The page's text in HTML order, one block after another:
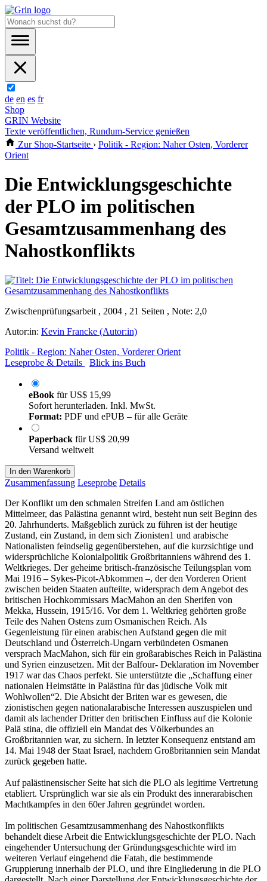
de en es fr
Shop
GRIN Website
Texte veröffentlichen, Rundum-Service genießen
Zur Shop-Startseite › Politik - Region: Naher Osten, Vorderer
Orient
Die Entwicklungsgeschichte
der PLO im politischen
Gesamtzusammenhang des
Nahostkonflikts
Zwischenprüfungsarbeit , 2004 , 21 Seiten , Note: 2,0
Autor:in: Kevin Francke (Autor:in)
Politik - Region: Naher Osten, Vorderer Orient
Leseprobe & Details
Blick ins Buch
eBook fürUS$ 15,99
Sofort herunterladen. Inkl. MwSt.
Format: PDF und ePUB – für alle Geräte
Paperback fürUS$ 20,99
Versand weltweit
In den Warenkorb
Zusammenfassung Leseprobe Details
Der Konflikt um den schmalen Streifen Land am östlichen
Mittelmeer, das Palästina genannt wird, besteht nun seit Beginn des
20. Jahrhunderts. Maßgeblich zurück zu führen ist der heutige
Zustand, ein Zustand, in dem sich Zionisten1 und arabische
Nationalisten feindselig gegenüberstehen, auf die kurzsichtige und
widersprüchliche Kolonialpolitik Großbritanniens während des 1.
Weltkrieges. Der geheime britisch-französische Teilungsplan vom
Mai 1916 – Sykes-Picot-Abkommen –, der den Vorderen Orient
zwischen beiden Staaten aufteilte, widersprach dem Angebot des
britischen Hochkommissars MacMahon an den Sherifen von
Mekka, Hussein, 1915/16. Vor dem 1. Weltkrieg gehörten große
Teile des Nahen Ostens zum Osmanischen Reich. Als
Gegenleistung für einen arabischen Aufstand gegen die mit
Deutschland und Österreich-Ungarn verbündeten Osmanen
versprach MacMahon, sich für ein großarabisches Reich in Palästina
und Syrien einzusetzen. Mit der Balfour- Deklaration im November
1917 war das Chaos perfekt. Sie unterstützte die „Schaffung einer
nationalen Heimstätte in Palästina für das jüdische Volk mit
Wohlwollen“2. Die Absicht der Briten war es gewesen, die
zionistischen gegen nationalarabische Interessen auszuspielen und
damit als lachender Dritter den britischen Einfluss auf die Kolonie
Palä stina, die offiziell ein Mandat des Völkerbundes an
Großbritannien war, zu sichern. In letzter Konsequenz entstand am
14. Mai 1948 der Staat Israel, nachdem Großbritannien sein Mandat
zurück gegeben hatte.
Auf palästinensischer Seite hat sich die PLO als legitime Vertretung
etabliert. Ursprünglich war sie als ein Produkt des innerarabischen
Machtkampfes in den 60er Jahren gegründet worden.
Im politischen Gesamtzusammenhang des Nahostkonflikts
behandelt diese Arbeit die Entwicklungsgeschichte der PLO. Nach
eingehender Untersuchung der Gründungsgeschichte wird im
weiteren Verlauf eingehend die Fatah, die bestimmende
Gruppierung innerhalb der PLO, und ihre Eingliederung in die PLO